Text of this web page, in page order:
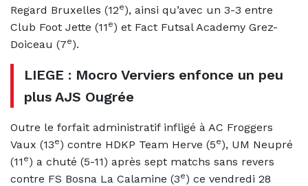
Regard Bruxelles (12e), ainsi qu’avec un 3-3 entre
Club Foot Jette (11 e) et Fact Futsal Academy Grez-
Doiceau (7e).
LIEGE : Mocro Verviers enfonce un peu
plus AJS Ougrée
Outre le forfait administratif infligé à AC Froggers
Vaux (13e) contre HDKP Team Herve (5e), UM Neupré
(11 e) a chuté (5-11) après sept matchs sans revers
contre FS Bosna La Calamine (3e) ce vendredi 28